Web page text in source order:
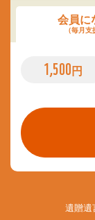
会員に
（毎月支
1,500 円
遺贈遺